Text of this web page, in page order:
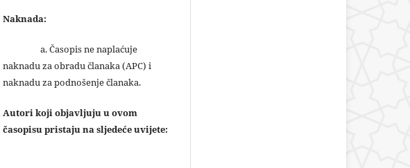
Naknada:
a. Časopis ne naplaćuje
naknadu za obradu članaka (APC) i
naknadu za podnošenje članaka.
Autori koji objavljuju u ovom
časopisu pristaju na sljedeće uvijete: